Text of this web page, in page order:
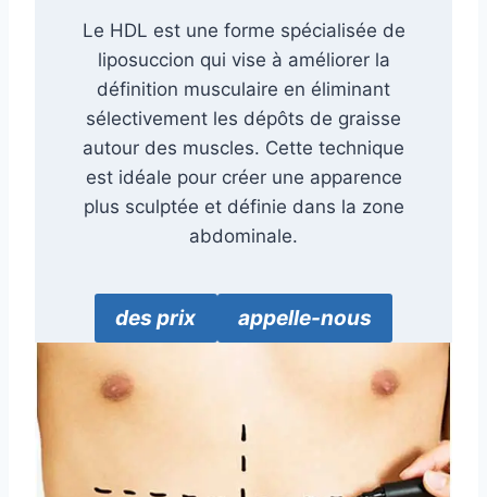
Le HDL est une forme spécialisée de
liposuccion qui vise à améliorer la
définition musculaire en éliminant
sélectivement les dépôts de graisse
autour des muscles. Cette technique
est idéale pour créer une apparence
plus sculptée et définie dans la zone
abdominale.
des prix appelle-nous